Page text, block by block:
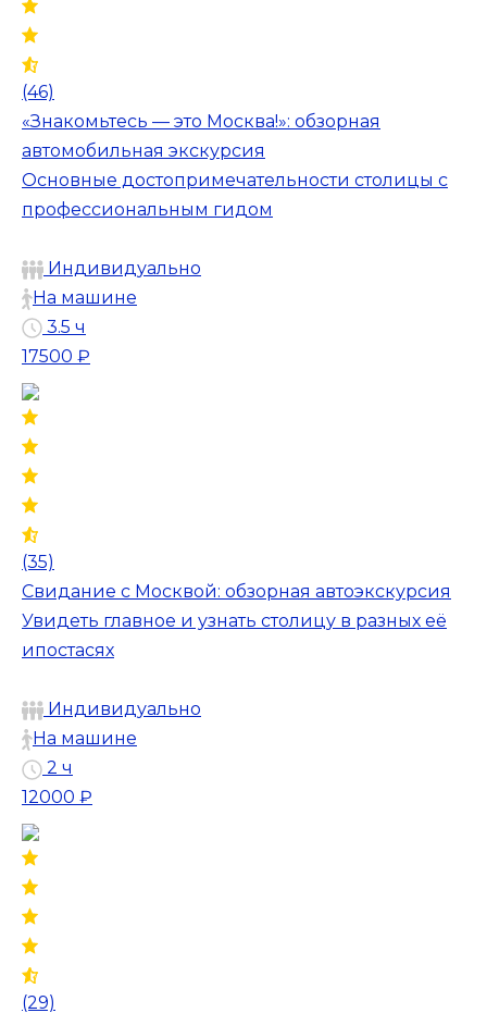
(46)
«Знакомьтесь — это Москва!»: обзорная
автомобильная экскурсия
Основные достопримечательности столицы с
профессиональным гидом
Индивидуально
На машине
3.5 ч
17500 ₽
(35)
Свидание с Москвой: обзорная автоэкскурсия
Увидеть главное и узнать столицу в разных её
ипостасях
Индивидуально
На машине
2 ч
12000 ₽
(29)